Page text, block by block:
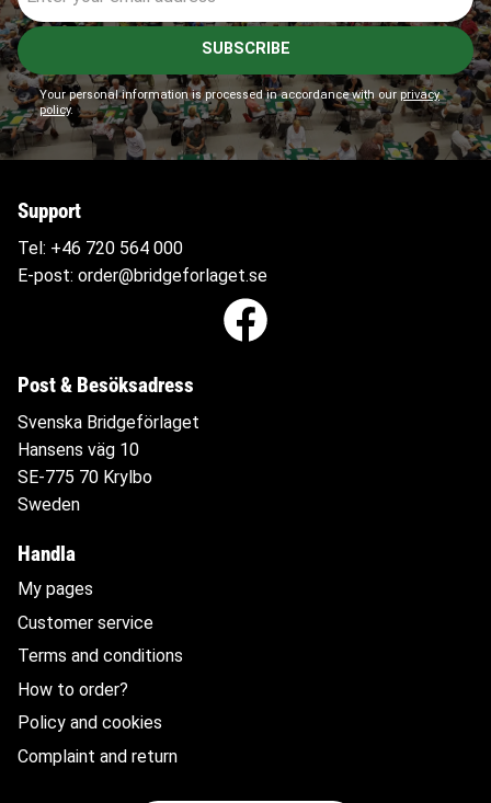
SUBSCRIBE
Your personal information is processed in accordance with our privacy
policy.
Support
Tel: +46 720 564 000
E-post: order@bridgeforlaget.se
Post & Besöksadress
Svenska Bridgeförlaget
Hansens väg 10
SE-775 70 Krylbo
Sweden
Handla
My pages
Customer service
Terms and conditions
How to order?
Policy and cookies
Complaint and return